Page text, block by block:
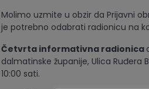
Molimo uzmite u obzir da Prijavni
je potrebno odabrati radionicu na
Četvrta informativna radionica
dalmatinske županije, Ulica Ruđera
10:00 sati.